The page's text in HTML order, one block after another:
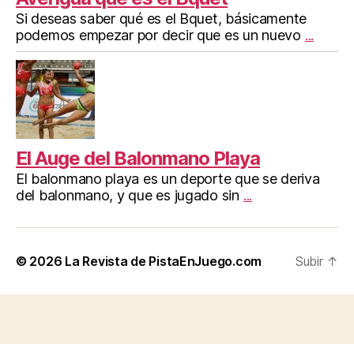
Si deseas saber qué es el Bquet, básicamente
podemos empezar por decir que es un nuevo ...
El Auge del Balonmano Playa
El balonmano playa es un deporte que se deriva
del balonmano, y que es jugado sin ...
© 2026 La Revista de PistaEnJuego.com Subir ↑